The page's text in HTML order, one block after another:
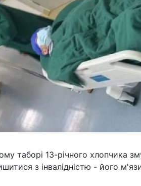
таборі 13-річного хлопчика
з інвалідністю - його